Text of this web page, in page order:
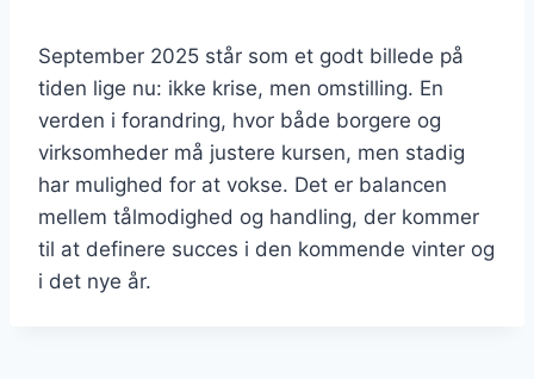
September 2025 står som et godt billede på
tiden lige nu: ikke krise, men omstilling. En
verden i forandring, hvor både borgere og
virksomheder må justere kursen, men stadig
har mulighed for at vokse. Det er balancen
mellem tålmodighed og handling, der kommer
til at definere succes i den kommende vinter og
i det nye år.